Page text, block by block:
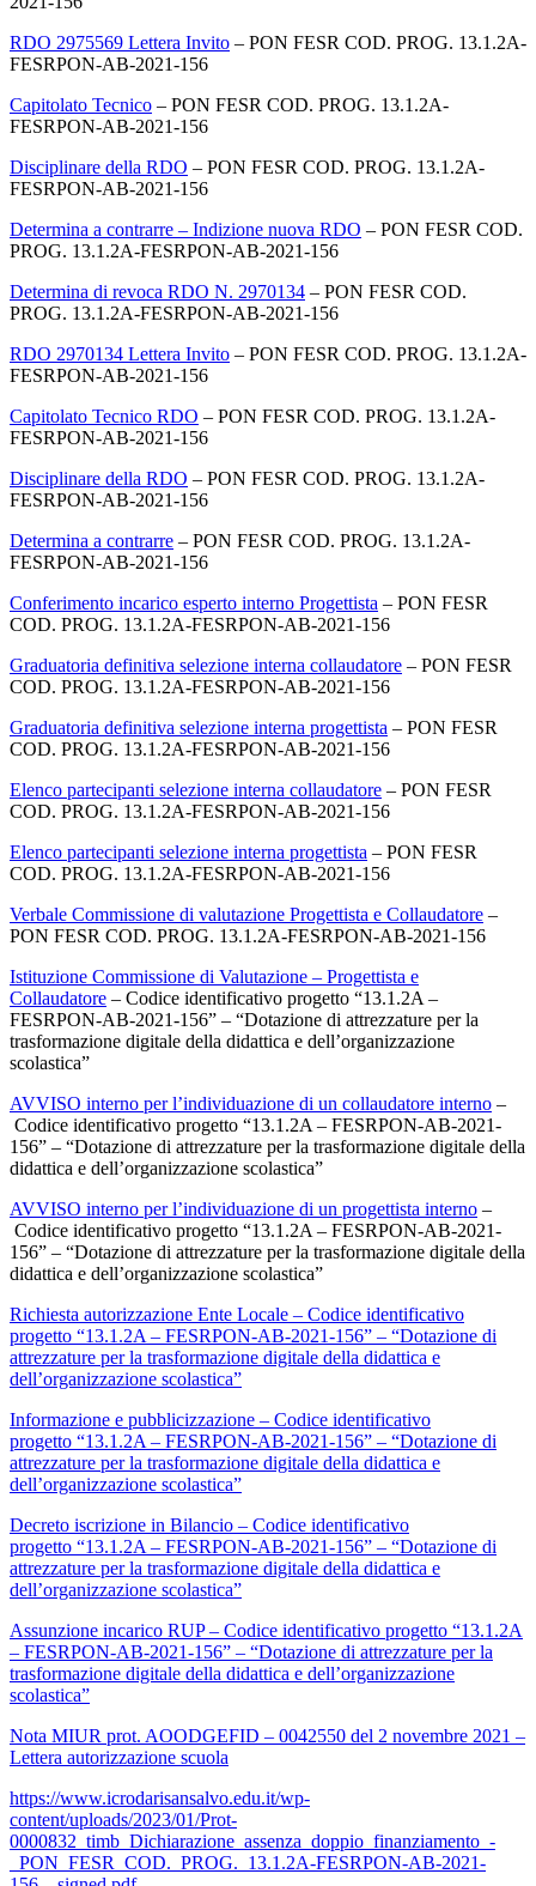
RDO 2975569 Lettera Invito – PON FESR COD. PROG. 13.1.2A-
FESRPON-AB-2021-156
Capitolato Tecnico – PON FESR COD. PROG. 13.1.2A-
FESRPON-AB-2021-156
Disciplinare della RDO – PON FESR COD. PROG. 13.1.2A-
FESRPON-AB-2021-156
Determina a contrarre – Indizione nuova RDO – PON FESR COD.
PROG. 13.1.2A-FESRPON-AB-2021-156
Determina di revoca RDO N. 2970134 – PON FESR COD.
PROG. 13.1.2A-FESRPON-AB-2021-156
RDO 2970134 Lettera Invito – PON FESR COD. PROG. 13.1.2A-
FESRPON-AB-2021-156
Capitolato Tecnico RDO – PON FESR COD. PROG. 13.1.2A-
FESRPON-AB-2021-156
Disciplinare della RDO – PON FESR COD. PROG. 13.1.2A-
FESRPON-AB-2021-156
Determina a contrarre – PON FESR COD. PROG. 13.1.2A-
FESRPON-AB-2021-156
Conferimento incarico esperto interno Progettista – PON FESR
COD. PROG. 13.1.2A-FESRPON-AB-2021-156
Graduatoria definitiva selezione interna collaudatore – PON FESR
COD. PROG. 13.1.2A-FESRPON-AB-2021-156
Graduatoria definitiva selezione interna progettista – PON FESR
COD. PROG. 13.1.2A-FESRPON-AB-2021-156
Elenco partecipanti selezione interna collaudatore – PON FESR
COD. PROG. 13.1.2A-FESRPON-AB-2021-156
Elenco partecipanti selezione interna progettista – PON FESR
COD. PROG. 13.1.2A-FESRPON-AB-2021-156
Verbale Commissione di valutazione Progettista e Collaudatore –
PON FESR COD. PROG. 13.1.2A-FESRPON-AB-2021-156
Istituzione Commissione di Valutazione – Progettista e
Collaudatore – Codice identificativo progetto “13.1.2A –
FESRPON-AB-2021-156” – “Dotazione di attrezzature per la
trasformazione digitale della didattica e dell’organizzazione
scolastica”
AVVISO interno per l’individuazione di un collaudatore interno –
Codice identificativo progetto “13.1.2A – FESRPON-AB-2021-
156” – “Dotazione di attrezzature per la trasformazione digitale della
didattica e dell’organizzazione scolastica”
AVVISO interno per l’individuazione di un progettista interno –
Codice identificativo progetto “13.1.2A – FESRPON-AB-2021-
156” – “Dotazione di attrezzature per la trasformazione digitale della
didattica e dell’organizzazione scolastica”
Richiesta autorizzazione Ente Locale – Codice identificativo
progetto “13.1.2A – FESRPON-AB-2021-156” – “Dotazione di
attrezzature per la trasformazione digitale della didattica e
dell’organizzazione scolastica”
Informazione e pubblicizzazione – Codice identificativo
progetto “13.1.2A – FESRPON-AB-2021-156” – “Dotazione di
attrezzature per la trasformazione digitale della didattica e
dell’organizzazione scolastica”
Decreto iscrizione in Bilancio – Codice identificativo
progetto “13.1.2A – FESRPON-AB-2021-156” – “Dotazione di
attrezzature per la trasformazione digitale della didattica e
dell’organizzazione scolastica”
Assunzione incarico RUP – Codice identificativo progetto “13.1.2A
– FESRPON-AB-2021-156” – “Dotazione di attrezzature per la
trasformazione digitale della didattica e dell’organizzazione
scolastica”
Nota MIUR prot. AOODGEFID – 0042550 del 2 novembre 2021 –
Lettera autorizzazione scuola
https://www.icrodarisansalvo.edu.it/wp-
content/uploads/2023/01/Prot-
0000832_timb_Dichiarazione_assenza_doppio_finanziamento_-
_PON_FESR_COD._PROG._13.1.2A-FESRPON-AB-2021-